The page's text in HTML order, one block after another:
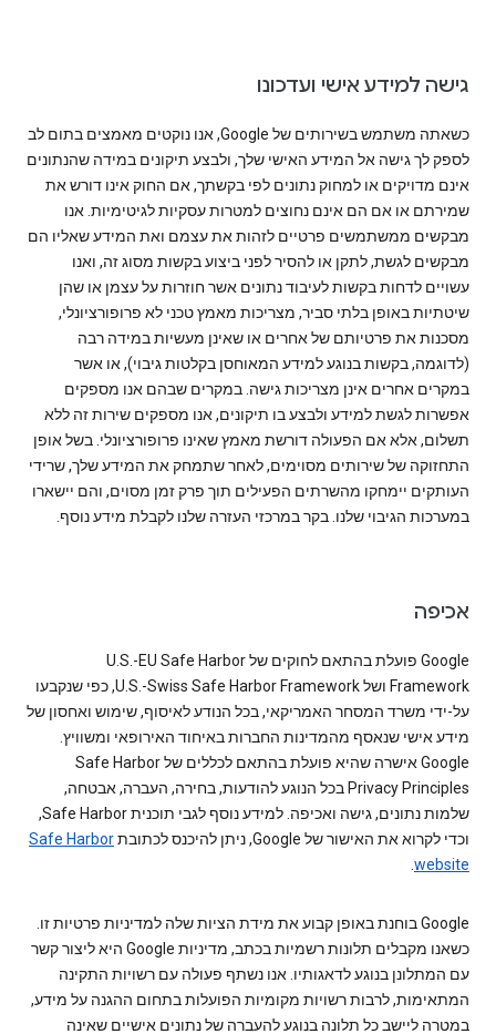
גישה למידע אישי ועדכונו
כשאתה משתמש בשירותים של Google, אנו נוקטים מאמצים בתום לב
לספק לך גישה אל המידע האישי שלך, ולבצע תיקונים במידה שהנתונים
אינם מדויקים או למחוק נתונים לפי בקשתך, אם החוק אינו דורש את
שמירתם או אם הם אינם נחוצים למטרות עסקיות לגיטימיות. אנו
מבקשים ממשתמשים פרטיים לזהות את עצמם ואת המידע שאליו הם
מבקשים לגשת, לתקן או להסיר לפני ביצוע בקשות מסוג זה, ואנו
עשויים לדחות בקשות לעיבוד נתונים אשר חוזרות על עצמן או שהן
שיטתיות באופן בלתי סביר, מצריכות מאמץ טכני לא פרופורציונלי,
מסכנות את פרטיותם של אחרים או שאינן מעשיות במידה רבה
(לדוגמה, בקשות בנוגע למידע המאוחסן בקלטות גיבוי), או אשר
במקרים אחרים אינן מצריכות גישה. במקרים שבהם אנו מספקים
אפשרות לגשת למידע ולבצע בו תיקונים, אנו מספקים שירות זה ללא
תשלום, אלא אם הפעולה דורשת מאמץ שאינו פרופורציונלי. בשל אופן
התחזוקה של שירותים מסוימים, לאחר שתמחק את המידע שלך, שרידי
העותקים יימחקו מהשרתים הפעילים תוך פרק זמן מסוים, והם יישארו
במערכות הגיבוי שלנו. בקר במרכזי העזרה שלנו לקבלת מידע נוסף.
אכיפה
Google פועלת בהתאם לחוקים של U.S.-EU Safe Harbor
Framework ושל U.S.-Swiss Safe Harbor Framework, כפי שנקבעו
על-ידי משרד המסחר האמריקאי, בכל הנודע לאיסוף, שימוש ואחסון של
מידע אישי שנאסף מהמדינות החברות באיחוד האירופאי ומשוויץ.
Google אישרה שהיא פועלת בהתאם לכללים של Safe Harbor
Privacy Principles בכל הנוגע להודעות, בחירה, העברה, אבטחה,
שלמות נתונים, גישה ואכיפה. למידע נוסף לגבי תוכנית Safe Harbor,
וכדי לקרוא את האישור של Google, ניתן להיכנס לכתובת
Safe Harbor
website
Google בוחנת באופן קבוע את מידת הציות שלה למדיניות פרטיות זו.
כשאנו מקבלים תלונות רשמיות בכתב, מדיניות Google היא ליצור קשר
עם המתלונן בנוגע לדאגותיו. אנו נשתף פעולה עם רשויות התקינה
המתאימות, לרבות רשויות מקומיות הפועלות בתחום ההגנה על מידע,
במטרה ליישב כל תלונה בנוגע להעברה של נתונים אישיים שאינה